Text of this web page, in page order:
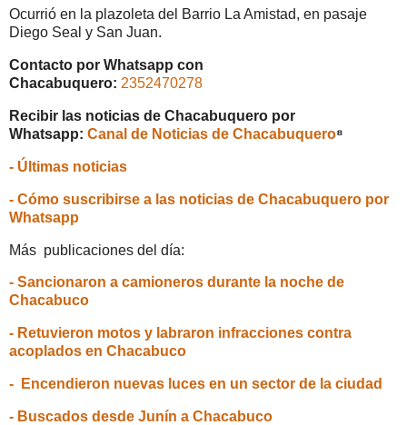
Ocurrió en la plazoleta del Barrio La Amistad, en pasaje
Diego Seal y San Juan.
Contacto por Whatsapp con
Chacabuquero: 2352470278
Recibir las noticias de Chacabuquero por
Whatsapp: Canal de Noticias de Chacabuquero⁸
- Últimas noticias
- Cómo suscribirse a las noticias de Chacabuquero por
Whatsapp
Más publicaciones del día:
- Sancionaron a camioneros durante la noche de
Chacabuco
- Retuvieron motos y labraron infracciones contra
acoplados en Chacabuco
- Encendieron nuevas luces en un sector de la ciudad
- Buscados desde Junín a Chacabuco